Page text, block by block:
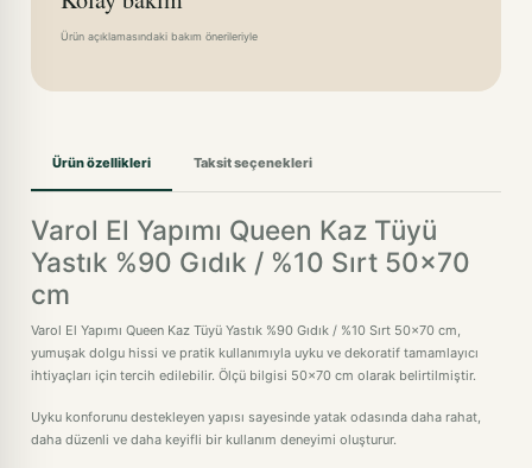
Ürün açıklamasındaki bakım önerileriyle
Ürün özellikleri Taksit seçenekleri
Varol El Yapımı Queen Kaz Tüyü
Yastık %90 Gıdık / %10 Sırt 50x70
cm
Varol El Yapımı Queen Kaz Tüyü Yastık %90 Gıdık / %10 Sırt 50x70 cm,
yumuşak dolgu hissi ve pratik kullanımıyla uyku ve dekoratif tamamlayıcı
ihtiyaçları için tercih edilebilir. Ölçü bilgisi 50x70 cm olarak belirtilmiştir.
Uyku konforunu destekleyen yapısı sayesinde yatak odasında daha rahat,
daha düzenli ve daha keyifli bir kullanım deneyimi oluşturur.